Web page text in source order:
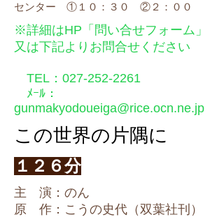
この世界の片隅に
主 演：のん
原 作：こうの史代（双葉社刊）
１２６分
センター ①１０：３０ ②２：００
※詳細はHP「問い合せフォーム」
又は下記よりお問合せください
TEL：027-252-2261
​ ﾒｰﾙ：
gunmakyodoueiga@rice.ocn.ne.jp